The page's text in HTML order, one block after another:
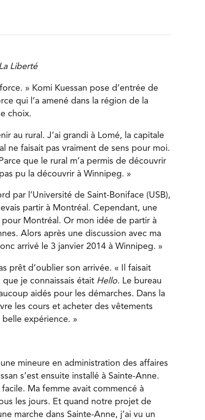
Liberté
» Komi Kuessan pose d’entrée de
qui l’a amené dans la région de la
choix.
au rural. J’ai grandi à Lomé, la capitale
ne faisait pas vraiment de sens pour moi.
que le rural m’a permis de découvrir
pu la découvrir à Winnipeg. »
par l’Université de Saint-Boniface (USB),
partir à Montréal. Cependant, une
Montréal. Or mon idée de partir à
Alors après une discussion avec ma
arrivé le 3 janvier 2014 à Winnipeg. »
prêt d’oublier son arrivée. « Il faisait
je connaissais était Hello. Le bureau
aidés pour les démarches. Dans la
les cours et acheter des vêtements
expérience. »
mineure en administration des affaires
s’est ensuite installé à Sainte-Anne.
Ma femme avait commencé à
les jours. Et quand notre projet de
marche dans Sainte-Anne, j’ai vu un